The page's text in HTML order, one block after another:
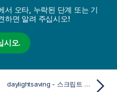
서 오타, 누락된 단계 또는 기
하면 알려 주십시오!
시오.
daylightsaving - 스크립트 및 차트 함수